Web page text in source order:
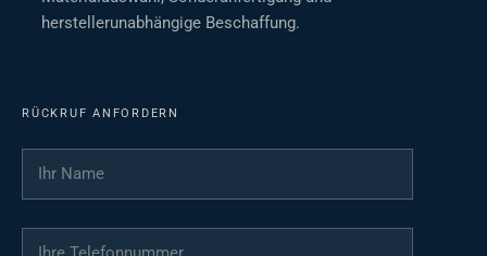
herstellerunabhängige Beschaffung.
RÜCKRUF ANFORDERN
Ihr Name
Ihre Telefonnummer